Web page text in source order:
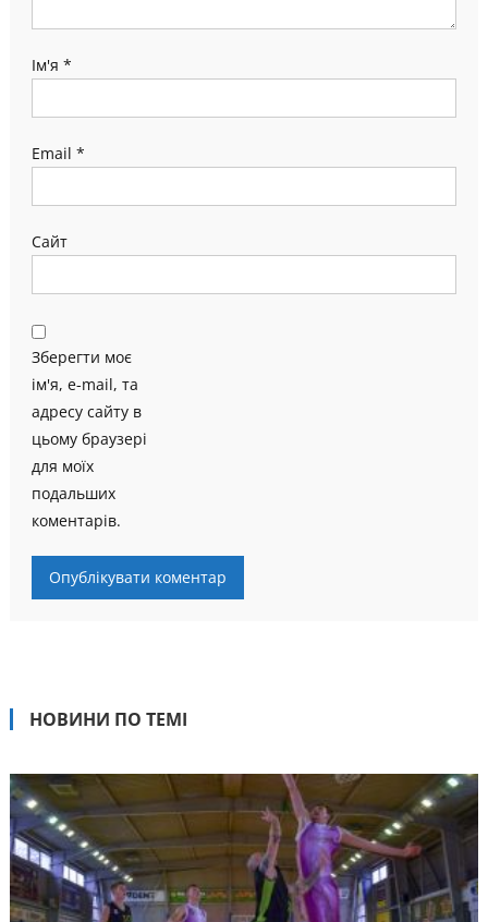
Ім'я *
Email *
Сайт
Зберегти моє
ім'я, e-mail, та
адресу сайту в
цьому браузері
для моїх
подальших
коментарів.
НОВИНИ ПО ТЕМІ